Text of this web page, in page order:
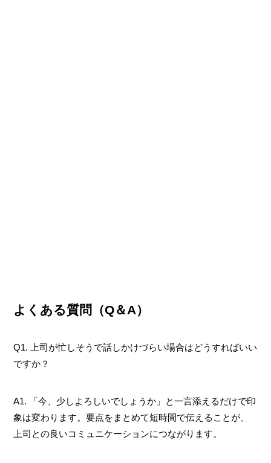
よくある質問（Q＆A）
Q1. 上司が忙しそうで話しかけづらい場合はどうすればいい
ですか？
A1. 「今、少しよろしいでしょうか」と一言添えるだけで印
象は変わります。要点をまとめて短時間で伝えることが、
上司との良いコミュニケーションにつながります。